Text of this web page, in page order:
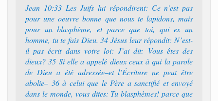
Jean 10:33 Les Juifs lui répondirent: Ce n’est pas
pour une oeuvre bonne que nous te lapidons, mais
pour un blasphème, et parce que toi, qui es un
homme, tu te fais Dieu. 34 Jésus leur répondit: N’est-
il pas écrit dans votre loi: J’ai dit: Vous êtes des
dieux? 35 Si elle a appelé dieux ceux à qui la parole
de Dieu a été adressée–et l’Écriture ne peut être
abolie– 36 à celui que le Père a sanctifié et envoyé
dans le monde, vous dites: Tu blasphèmes! parce que